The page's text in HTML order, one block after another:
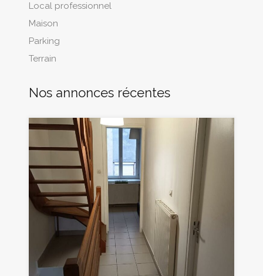
Local professionnel
Maison
Parking
Terrain
Nos annonces récentes